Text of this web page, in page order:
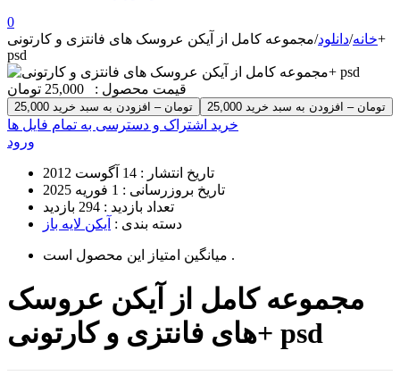
0
خانه/دانلود/مجموعه کامل از آیکن عروسک های فانتزی و کارتونی+
psd
قیمت محصول : 25,000 تومان
25,000 تومان – افزودن به سبد خرید
خرید اشتراک و دسترسی به تمام فایل ها
ورود
تاریخ انتشار : 14 آگوست 2012
تاریخ بروزرسانی : 1 فوریه 2025
تعداد بازدید : 294 بازدید
دسته بندی : آیکن لایه باز
میانگین امتیاز این محصول است .
مجموعه کامل از آیکن عروسک
های فانتزی و کارتونی+ psd